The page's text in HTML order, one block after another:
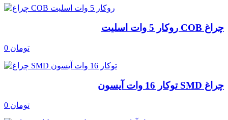
چراغ COB روکار 5 وات اسلیت
0 تومان
چراغ SMD توکار 16 وات آیسون
0 تومان